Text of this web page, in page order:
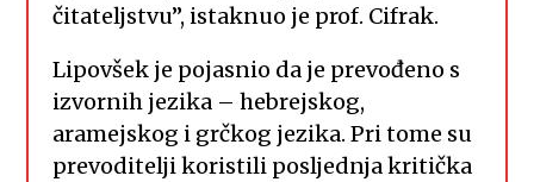
čitateljstvu”, istaknuo je prof. Cifrak.
Lipovšek je pojasnio da je prevođeno s
izvornih jezika – hebrejskog,
aramejskog i grčkog jezika. Pri tome su
prevoditelji koristili posljednja kritička